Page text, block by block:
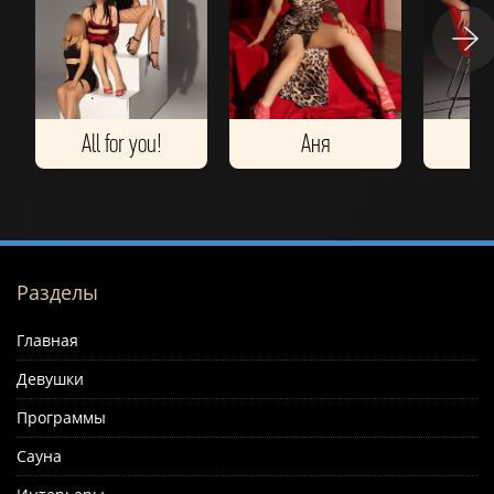
All for you! Аня
Разделы
Главная
Девушки
Программы
Сауна